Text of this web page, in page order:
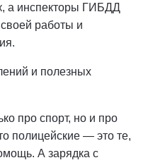
а инспекторы ГИБДД
работы и
и полезных
про спорт, но и про
полицейские — это те,
А зарядка с